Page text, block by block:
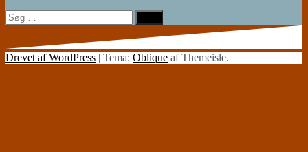
Søg
efter:
Drevet af WordPress | Tema: Oblique af Themeisle.